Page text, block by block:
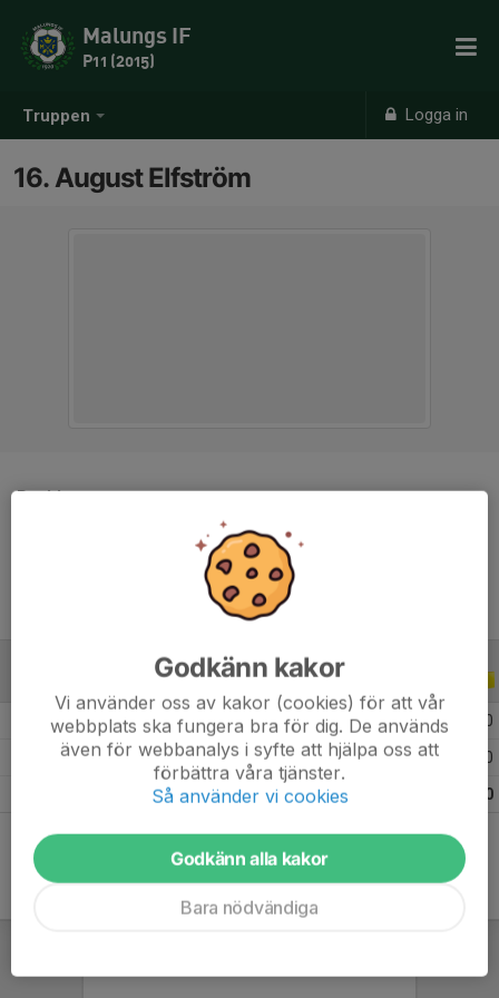
Truppen Logga in
Malungs IF
P11 (2015)
16. August Elfström
Position
-
11 år
ALLA ÅR
2026 4 0 0 0
11 0 0
0
Godkänn kakor
Vi använder oss av kakor (cookies) för att vår
webbplats ska fungera bra för dig. De används
även för webbanalys i syfte att hjälpa oss att
förbättra våra tjänster.
Så använder vi cookies
Godkänn alla kakor
Bara nödvändiga